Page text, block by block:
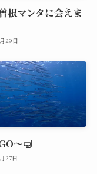
根マンタに会えま
29日
～🤿
27日